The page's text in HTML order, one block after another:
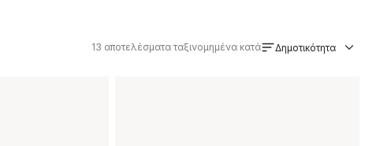
13 αποτελέσματα ταξινομημένα κατά Δημοτικότητα